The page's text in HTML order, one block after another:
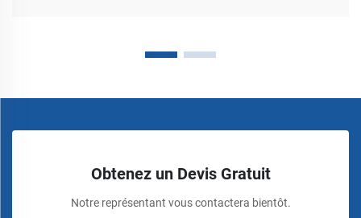
Obtenez un Devis Gratuit
Notre représentant vous contactera bientôt.